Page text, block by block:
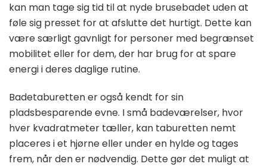
kan man tage sig tid til at nyde brusebadet uden at
føle sig presset for at afslutte det hurtigt. Dette kan
være særligt gavnligt for personer med begrænset
mobilitet eller for dem, der har brug for at spare
energi i deres daglige rutine.
Badetaburetten er også kendt for sin
pladsbesparende evne. I små badeværelser, hvor
hver kvadratmeter tæller, kan taburetten nemt
placeres i et hjørne eller under en hylde og tages
frem, når den er nødvendig. Dette gør det muligt at